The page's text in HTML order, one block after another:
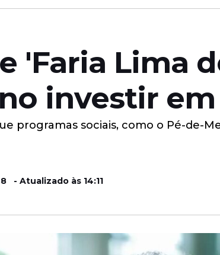
'Faria Lima
investir
programas sociais, como o Pé-de-
- Atualizado às 14:11